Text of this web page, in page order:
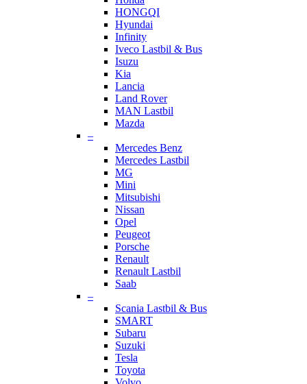
HONGQI
Hyundai
Infinity
Iveco Lastbil & Bus
Isuzu
Kia
Lancia
Land Rover
MAN Lastbil
Mazda
–
Mercedes Benz
Mercedes Lastbil
MG
Mini
Mitsubishi
Nissan
Opel
Peugeot
Porsche
Renault
Renault Lastbil
Saab
–
Scania Lastbil & Bus
SMART
Subaru
Suzuki
Tesla
Toyota